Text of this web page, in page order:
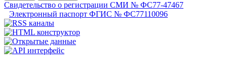
Свидетельство о регистрации СМИ № ФС77-47467
Электронный паспорт ФГИС № ФС77110096